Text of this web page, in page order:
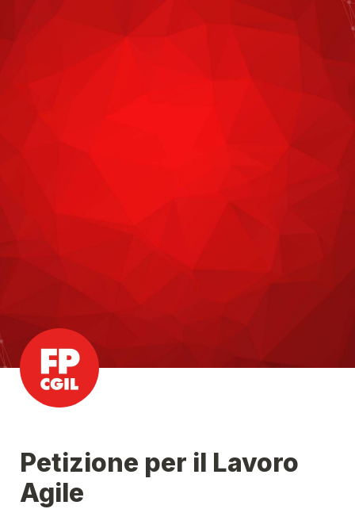
Petizione per il Lavoro
Agile